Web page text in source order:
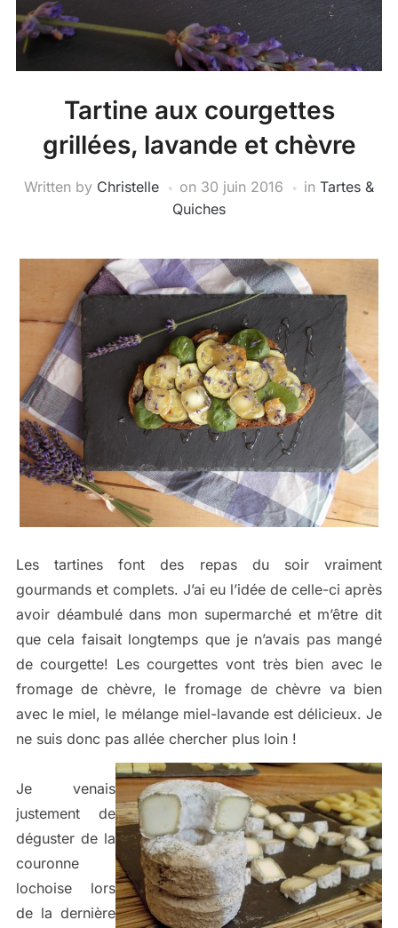
Tartine aux courgettes
grillées, lavande et chèvre
Written by Christelle on 30 juin 2016 in Tartes &
Quiches
Les tartines font des repas du soir vraiment
gourmands et complets. J’ai eu l’idée de celle-ci après
avoir déambulé dans mon supermarché et m’être dit
que cela faisait longtemps que je n’avais pas mangé
de courgette! Les courgettes vont très bien avec le
fromage de chèvre, le fromage de chèvre va bien
avec le miel, le mélange miel-lavande est délicieux. Je
ne suis donc pas allée chercher plus loin !
Je venais
justement de
déguster de la
couronne
lochoise lors
de la dernière